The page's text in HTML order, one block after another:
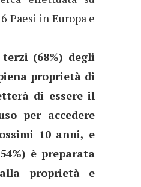
Paesi in Europa e
(68%) degli
proprietà di
di essere il
per accedere
10 anni, e
è preparata
proprietà e